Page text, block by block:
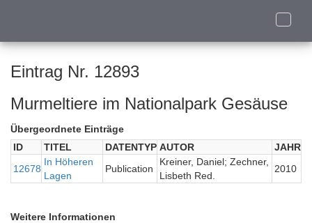
Toggle
Eintrag Nr. 12893
Murmeltiere im Nationalpark Gesäuse
Übergeordnete Einträge
ID
TITEL DATENTYP AUTOR
JAHR
12678
In Höheren
Lagen
Publication
Kreiner, Daniel; Zechner,
Lisbeth Red.
2010
Weitere Informationen